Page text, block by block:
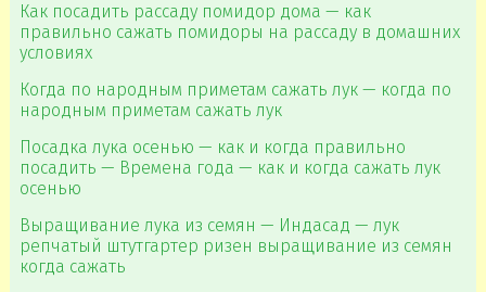
Как посадить рассаду помидор дома — как
правильно сажать помидоры на рассаду в домашних
условиях
Когда по народным приметам сажать лук — когда по
народным приметам сажать лук
Посадка лука осенью — как и когда правильно
посадить — Времена года — как и когда сажать лук
осенью
Выращивание лука из семян — Индасад — лук
репчатый штутгартер ризен выращивание из семян
когда сажать